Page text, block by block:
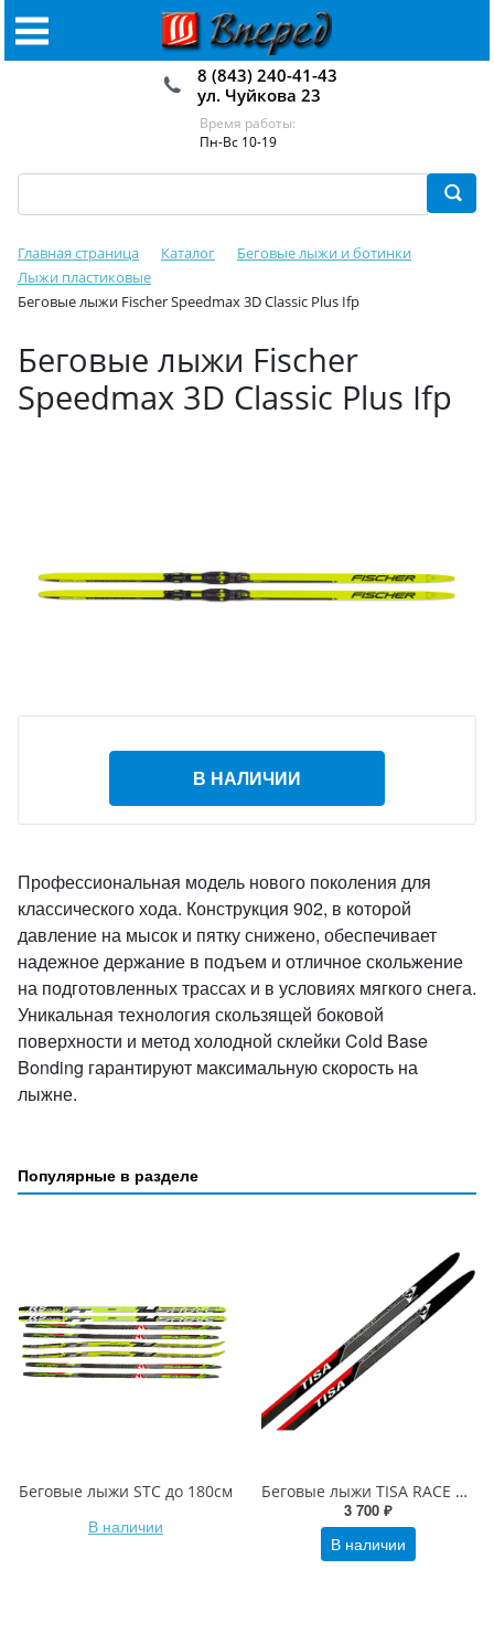
8 (843) 240-41-43
ул. Чуйкова 23
Время работы:
Пн-Вс 10-19
Главная страница Каталог
Беговые лыжи и ботинки
Лыжи пластиковые
Беговые лыжи Fischer Speedmax 3D Classic Plus Ifp
Беговые лыжи Fischer
Speedmax 3D Classic Plus Ifp
В НАЛИЧИИ
Профессиональная модель нового поколения для
классического хода. Конструкция 902, в которой
давление на мысок и пятку снижено, обеспечивает
надежное держание в подъем и отличное скольжение
на подготовленных трассах и в условиях мягкого снега.
Уникальная технология скользящей боковой
поверхности и метод холодной склейки Cold Base
Bonding гарантируют максимальную скорость на
лыжне.
Популярные в разделе
Беговые лыжи STC до 180см
В наличии
Беговые лыжи TISA RACE CAP Universal jr
3 700 ₽
В наличии